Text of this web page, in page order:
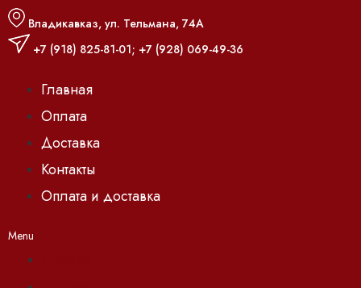
Владикавказ, ул. Тельмана, 74А
+7 (918) 825-81-01; +7 (928) 069-49-36
Главная
Оплата
Доставка
Контакты
Оплата и доставка
Menu